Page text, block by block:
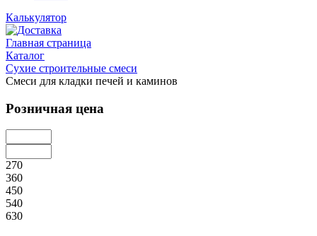
Калькулятор
Главная страница
Каталог
Сухие строительные смеси
Смеси для кладки печей и каминов
Розничная цена
270
360
450
540
630